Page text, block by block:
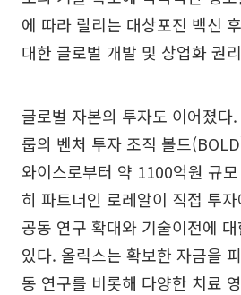
에 따라 릴리는 대상포진 백신
대한 글로벌 개발 및 상업화 권
글로벌 자본의 투자도 이어졌다
룹의 벤처 투자 조직 볼드
와이스로부터 약 1100억원 규
히 파트너인 로레알이 직접 투
공동 연구 확대와 기술이전에
있다. 올릭스는 확보한 자금을
동 연구를 비롯해 다양한 치료